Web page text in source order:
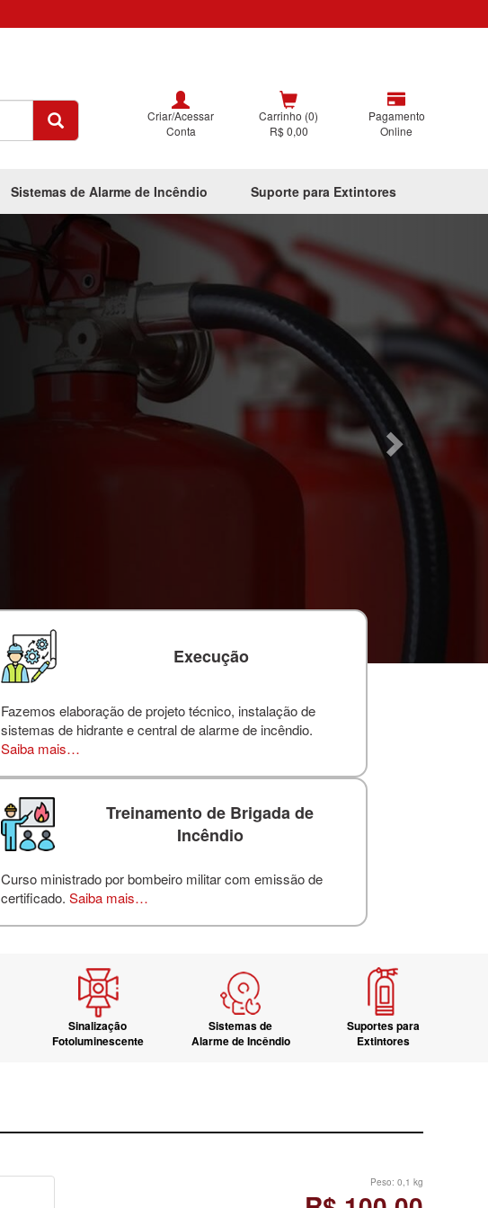
Criar/Acessar
Conta
Carrinho (0)
R$ 0,00
Pagamento
Online
Sistemas de Alarme de Incêndio Suporte para Extintores
Execução
Fazemos elaboração de projeto técnico, instalação de
sistemas de hidrante e central de alarme de incêndio.
Saiba mais…
Treinamento de Brigada de
Incêndio
Curso ministrado por bombeiro militar com emissão de
certificado. Saiba mais…
Sinalização
Fotoluminescente
Sistemas de
Alarme de Incêndio
Suportes para
Extintores
Peso: 0,1 kg